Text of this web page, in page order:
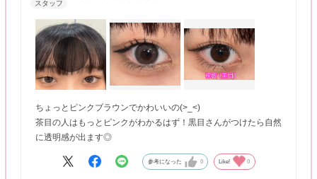
ちょっとピンクブラウンでかわいいの(>_<)
茶目の人はもっとピンクがわかるはず！黒目さんがつけたら自然
に透明感が出ます◎
参考になった 0 Like! 0